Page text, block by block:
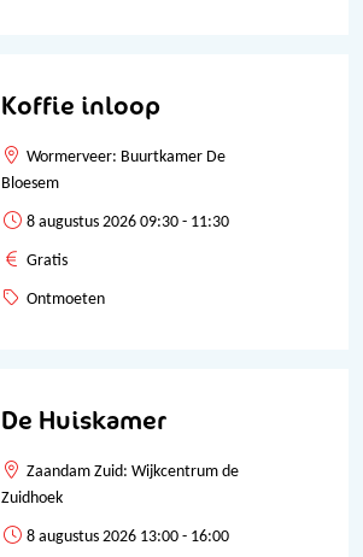
Koffie inloop
Wormerveer: Buurtkamer De
Bloesem
8 augustus 2026 09:30 - 11:30
Gratis
Ontmoeten
De Huiskamer
Zaandam Zuid: Wijkcentrum de
Zuidhoek
8 augustus 2026 13:00 - 16:00